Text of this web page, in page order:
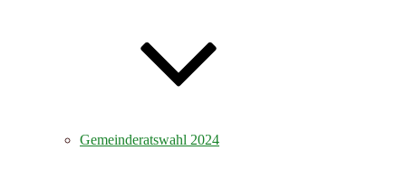
Gemeinderatswahl 2024